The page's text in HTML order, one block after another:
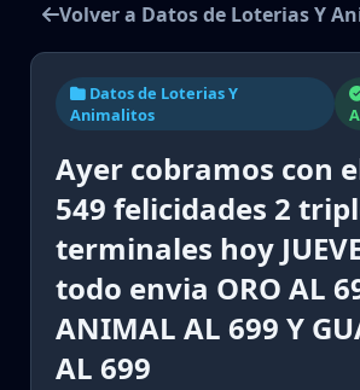
Volver a Datos de Loterias Y
Datos de Loterias Y
Animalitos
Ayer cobramos con
549 felicidades 2
terminales hoy
todo envia ORO AL
ANIMAL AL 699 Y
AL 699